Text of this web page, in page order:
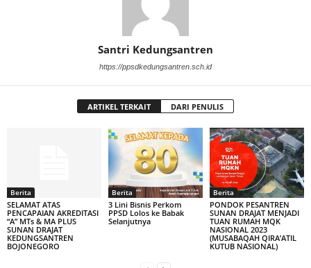
Santri Kedungsantren
https://ppsdkedungsantren.sch.id
ARTIKEL TERKAIT DARI PENULIS
Berita
SELAMAT ATAS
PENCAPAIAN AKREDITASI
“A” MTs & MA PLUS
SUNAN DRAJAT
KEDUNGSANTREN
BOJONEGORO
Berita
3 Lini Bisnis Perkom
PPSD Lolos ke Babak
Selanjutnya
Berita
PONDOK PESANTREN
SUNAN DRAJAT MENJADI
TUAN RUMAH MQK
NASIONAL 2023
(MUSABAQAH QIRA’ATIL
KUTUB NASIONAL)